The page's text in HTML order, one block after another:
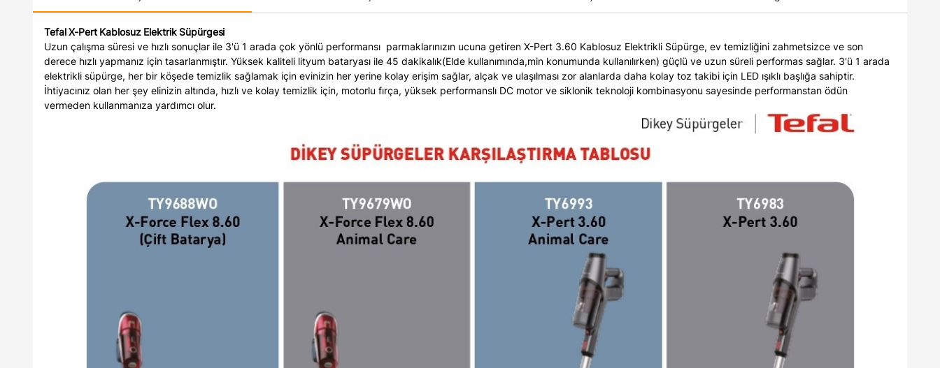
Tefal X-Pert Kablosuz Elektrik Süpürgesi
Uzun çalışma süresi ve hızlı sonuçlar ile 3'ü 1 arada çok yönlü performansı parmaklarınızın ucuna getiren X-Pert 3.60 Kablosuz Elektrikli Süpürge, ev temizliğini zahmetsizce ve son
derece hızlı yapmanız için tasarlanmıştır. Yüksek kaliteli lityum bataryası ile 45 dakikalık(Elde kullanımında,min konumunda kullanılırken) güçlü ve uzun süreli performas sağlar. 3'ü 1 arada
elektrikli süpürge, her bir köşede temizlik sağlamak için evinizin her yerine kolay erişim sağlar, alçak ve ulaşılması zor alanlarda daha kolay toz takibi için LED ışıklı başlığa sahiptir.
İhtiyacınız olan her şey elinizin altında, hızlı ve kolay temizlik için, motorlu fırça, yüksek performanslı DC motor ve siklonik teknoloji kombinasyonu sayesinde performanstan ödün
vermeden kullanmanıza yardımcı olur.